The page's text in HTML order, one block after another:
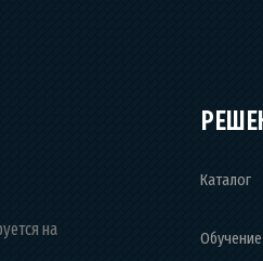
на
Каталог
Обучение